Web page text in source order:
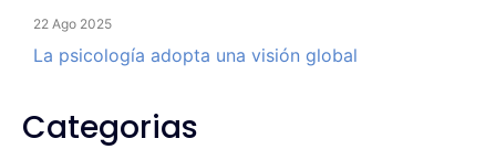
22 Ago 2025
La psicología adopta una visión global
Categorias